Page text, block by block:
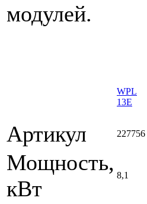
модулей.
WPL
13E
Артикул 227756
Мощность,
кВт
8,1